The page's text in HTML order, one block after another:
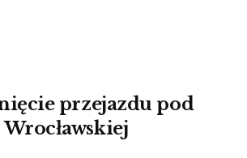
przejazdu pod